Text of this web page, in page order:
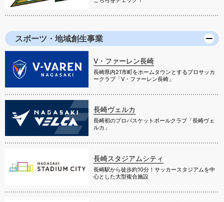
スポーツ・地域創生事業
V・ファーレン長崎
長崎県内21市町をホームタウンとするプロサッカ
ークラブ「V・ファーレン長崎」
長崎ヴェルカ
長崎初のプロバスケットボールクラブ「長崎ヴェ
ルカ」
長崎スタジアムシティ
長崎駅から徒歩約10分！サッカースタジアムを中
心とした大型複合施設